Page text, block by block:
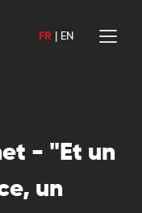
FR EN
- "Et un
un